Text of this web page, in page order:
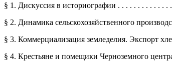
§ 1. Дискуссия в историографии . . . . . . . . . . . . .
§ 2. Динамика сельскохозяйственного
§ 3. Коммерциализация земледелия. Экспорт
§ 4. Крестьяне и помещики Черноземного